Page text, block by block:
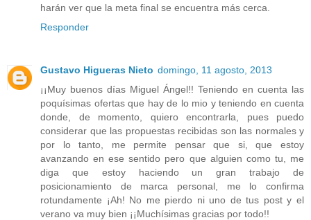
harán ver que la meta final se encuentra más cerca.
Responder
Gustavo Higueras Nieto domingo, 11 agosto, 2013
¡¡Muy buenos días Miguel Ángel!! Teniendo en cuenta las
poquísimas ofertas que hay de lo mio y teniendo en cuenta
donde, de momento, quiero encontrarla, pues puedo
considerar que las propuestas recibidas son las normales y
por lo tanto, me permite pensar que si, que estoy
avanzando en ese sentido pero que alguien como tu, me
diga que estoy haciendo un gran trabajo de
posicionamiento de marca personal, me lo confirma
rotundamente ¡Ah! No me pierdo ni uno de tus post y el
verano va muy bien ¡¡Muchísimas gracias por todo!!